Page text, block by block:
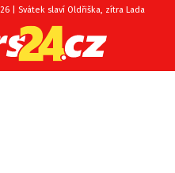
| Svátek slaví Oldřiška, zítra Lada